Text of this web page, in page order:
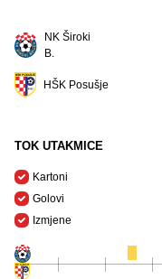
NK Široki
B.
HŠK Posušje
TOK UTAKMICE
Kartoni
Golovi
Izmjene